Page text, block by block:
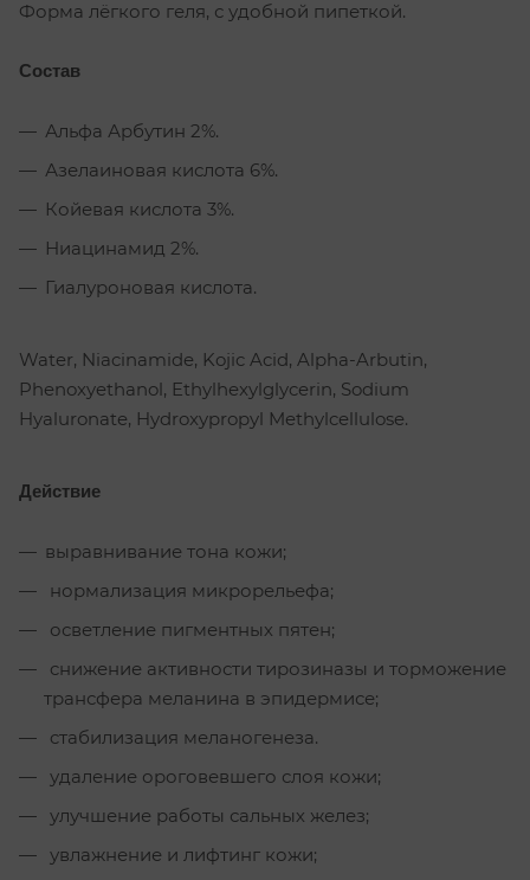
Форма лёгкого геля, с удобной пипеткой.
Состав
Альфа Арбутин 2%.
Азелаиновая кислота 6%.
Койевая кислота 3%.
Ниацинамид 2%.
Гиалуроновая кислота.
Water, Niacinamide, Kojic Acid, Alpha-Arbutin,
Phenoxyethanol, Ethylhexylglycerin, Sodium
Hyaluronate, Hydroxypropyl Methylcellulose.
Действие
выравнивание тона кожи;
нормализация микрорельефа;
осветление пигментных пятен;
cнижение активности тирозиназы и торможение
трансфера меланина в эпидермисе;
cтабилизация меланогенеза.
удаление ороговевшего слоя кожи;
улучшение работы сальных желез;
увлажнение и лифтинг кожи;